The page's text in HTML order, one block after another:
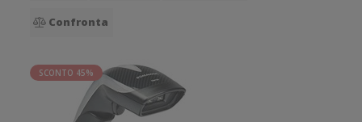
Confronta
SCONTO 45%